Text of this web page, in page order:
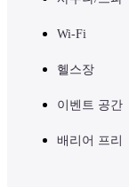
Wi-Fi
헬스장
이벤트 공간
배리어 프리